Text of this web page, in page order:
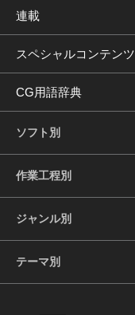
連載
スペシャルコンテンツ
CG用語辞典
ソフト別
作業工程別
ジャンル別
テーマ別